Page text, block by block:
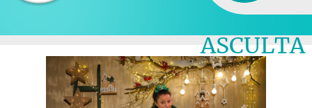
ASCULTA
LIVE